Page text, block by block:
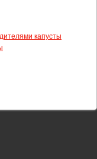
капусты